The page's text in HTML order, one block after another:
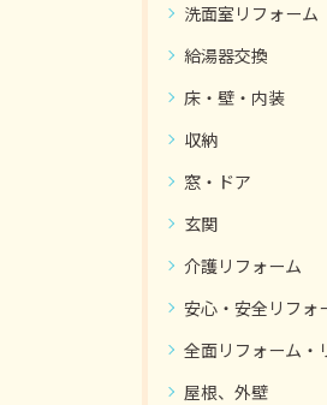
洗面室リフォーム
給湯器交換
床・壁・内装
収納
窓・ドア
玄関
介護リフォーム
安心・安全リフォ
全面リフォーム・
屋根、外壁